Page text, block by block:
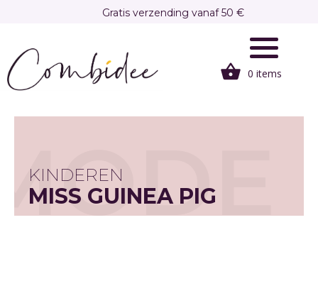
inhoud
gaan
Gratis verzending vanaf 50 €
0 items
KINDEREN
MISS GUINEA PIG